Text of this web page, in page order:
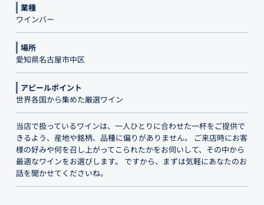
業種
ワインバー
場所
愛知県名古屋市中区
アピールポイント
世界各国から集めた厳選ワイン
当店で扱っているワインは、一人ひとりに合わせた一杯をご提供で
きるよう、産地や銘柄、品種に偏りがありません。 ご来店時にお客
様の好みや何を召し上がってこられたかをお伺いして、その中から
最適なワインをお選びします。 ですから、まずは気軽にあなたのお
話を聞かせてくださいね。